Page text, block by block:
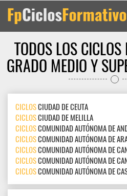
TODOS LOS
GRADO MEDIO Y
CICLOSCIUDAD DE CEUTA
CICLOSCIUDAD DE MELILLA
CICLOSCOMUNIDAD AUTÓNOMA DE
CICLOSCOMUNIDAD AUTÓNOMA DE
CICLOSCOMUNIDAD AUTÓNOMA DE
CICLOSCOMUNIDAD AUTÓNOMA DE
CICLOSCOMUNIDAD AUTÓNOMA DE